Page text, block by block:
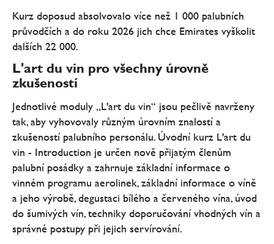
Kurz doposud absolvovalo více než 1 000 palubních
průvodčích a do roku 2026 jich chce Emirates vyškolit
dalších 22 000.
L'art du vin pro všechny úrovně
zkušeností
Jednotlivé moduly „L'art du vin“ jsou pečlivě navrženy
tak, aby vyhovovaly různým úrovním znalostí a
zkušeností palubního personálu. Úvodní kurz L'art du
vin - Introduction je určen nově přijatým členům
palubní posádky a zahrnuje základní informace o
vinném programu aerolinek, základní informace o víně
a jeho výrobě, degustaci bílého a červeného vína, úvod
do šumivých vín, techniky doporučování vhodných vín a
správné postupy při jejich servírování.